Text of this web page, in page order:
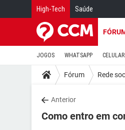
High-Tech Saúde
JOGOS WHATSAPP CELULAR
Fórum Rede
Anterior
Como entro em